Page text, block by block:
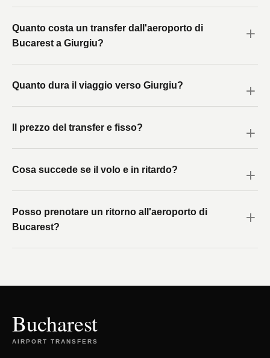
Quanto costa un transfer dall'aeroporto di
Bucarest a Giurgiu?
Quanto dura il viaggio verso Giurgiu?
Il prezzo del transfer e fisso?
Cosa succede se il volo e in ritardo?
Posso prenotare un ritorno all'aeroporto di
Bucarest?
Bucharest
AIRPORT TRANSFERS